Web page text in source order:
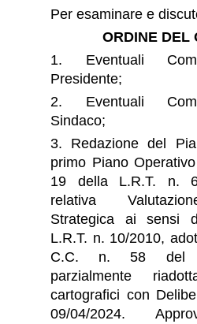
Per esaminare e
ORDINE DEL
1. Eventuali
Presidente;
2. Eventuali
Sindaco;
3. Redazione del
primo Piano
19 della L.R.T. n.
relativa
Strategica ai sensi
L.R.T. n. 10/2010,
C.C. n. 58 del
parzialmente
cartografici con
09/04/2024.